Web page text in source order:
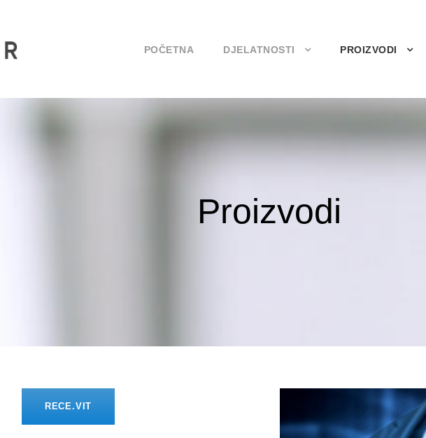
POČETNA DJELATNOSTI PROIZVODI
Proizvodi
RECE.VIT